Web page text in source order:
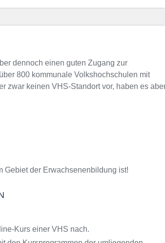
dennoch einen guten Zugang zur
800 kommunale Volkshochschulen mit
zwar keinen VHS-Standort vor, haben es
Gebiet der Erwachsenenbildung ist!
Kurs einer VHS nach.